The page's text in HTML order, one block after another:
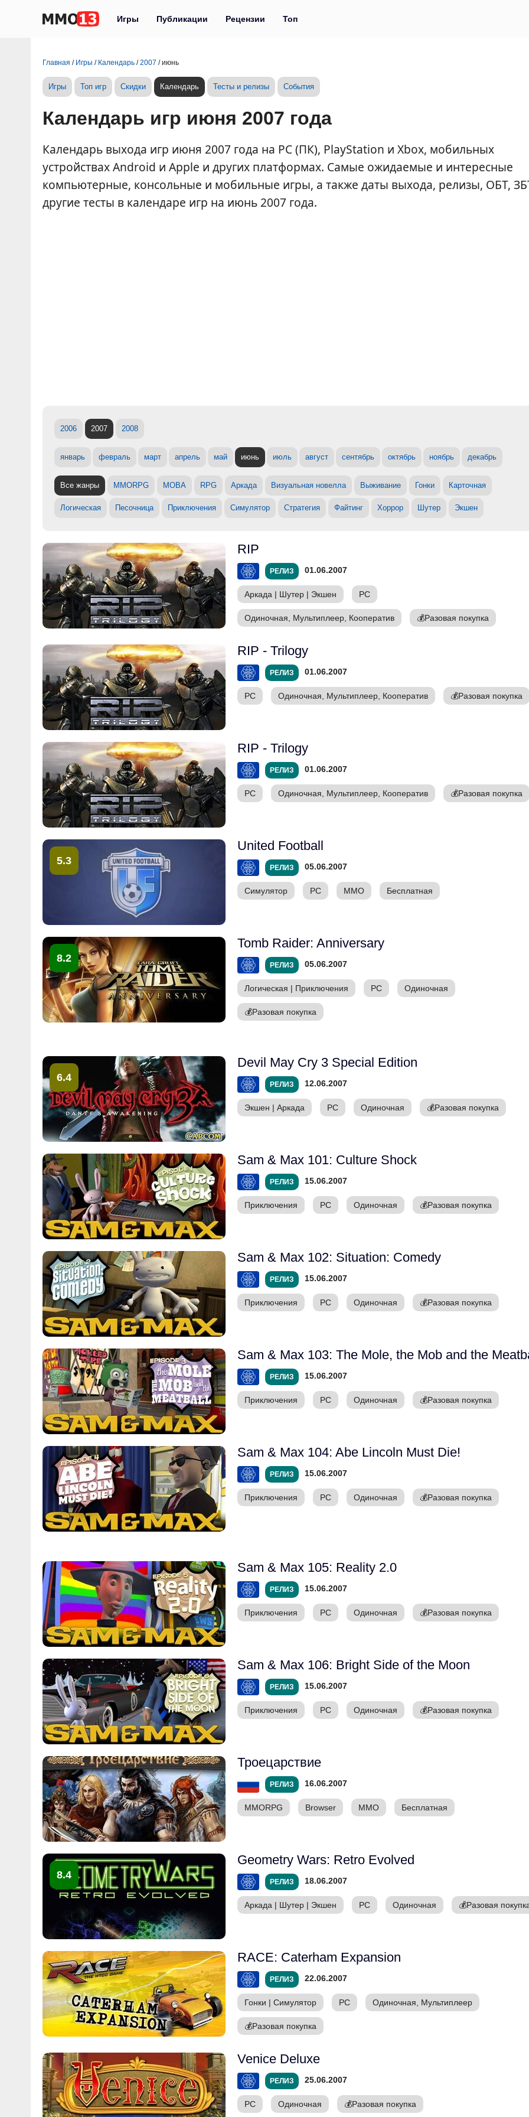
Игры Публикации Рецензии Топ
Главная / Игры / Календарь /2007 /июнь
Игры Топ игр Скидки Календарь Тесты и релизы События
Календарь игр июня 2007 года
Календарь выхода игр июня 2007 года на PC (ПК), PlayStation и Xbox, мобильных
устройствах Android и Apple и других платформах. Самые ожидаемые и интересные
компьютерные, консольные и мобильные игры, а также даты выхода, релизы, ОБТ,
другие тесты в календаре игр на июнь 2007 года.
2006 2007 2008
январь февраль март апрель май июнь июль август сентябрь октябрь ноябрь декабрь
Все жанры MMORPG MOBA RPG Аркада Визуальная новелла Выживание Гонки Карточная
Логическая Песочница Приключения Симулятор Стратегия Файтинг Хоррор Шутер Экшен
RIP
РЕЛИЗ 01.06.2007
Аркада | Шутер | Экшен PC
Одиночная, Мультиплеер, Кооператив 💰Разовая покупка
RIP - Trilogy
РЕЛИЗ 01.06.2007
PC Одиночная, Мультиплеер, Кооператив 💰Разовая покупка
RIP - Trilogy
РЕЛИЗ 01.06.2007
PC Одиночная, Мультиплеер, Кооператив 💰Разовая покупка
5.3
United Football
РЕЛИЗ 05.06.2007
Симулятор PC ММО Бесплатная
8.2
Tomb Raider: Anniversary
РЕЛИЗ 05.06.2007
Логическая | Приключения PC Одиночная
💰Разовая покупка
6.4
Devil May Cry 3 Special Edition
РЕЛИЗ 12.06.2007
Экшен | Аркада PC Одиночная 💰Разовая покупка
Sam & Max 101: Culture Shock
РЕЛИЗ 15.06.2007
Приключения PC Одиночная 💰Разовая покупка
Sam & Max 102: Situation: Comedy
РЕЛИЗ 15.06.2007
Приключения PC Одиночная 💰Разовая покупка
Sam & Max 103: The Mole, the Mob and the
РЕЛИЗ 15.06.2007
Приключения PC Одиночная 💰Разовая покупка
Sam & Max 104: Abe Lincoln Must Die!
РЕЛИЗ 15.06.2007
Приключения PC Одиночная 💰Разовая покупка
Sam & Max 105: Reality 2.0
РЕЛИЗ 15.06.2007
Приключения PC Одиночная 💰Разовая покупка
Sam & Max 106: Bright Side of the Moon
РЕЛИЗ 15.06.2007
Приключения PC Одиночная 💰Разовая покупка
Троецарствие
РЕЛИЗ 16.06.2007
MMORPG Browser ММО Бесплатная
8.4
Geometry Wars: Retro Evolved
РЕЛИЗ 18.06.2007
Аркада | Шутер | Экшен PC Одиночная 💰Разовая
RACE: Caterham Expansion
РЕЛИЗ 22.06.2007
Гонки | Симулятор PC Одиночная, Мультиплеер
💰Разовая покупка
Venice Deluxe
РЕЛИЗ 25.06.2007
PC Одиночная 💰Разовая покупка